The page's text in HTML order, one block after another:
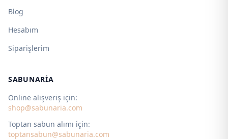
Blog
Hesabım
Siparişlerim
SABUNARIA
Online alışveriş için:
shop@sabunaria.com
Toptan sabun alımı için:
toptansabun@sabunaria.com